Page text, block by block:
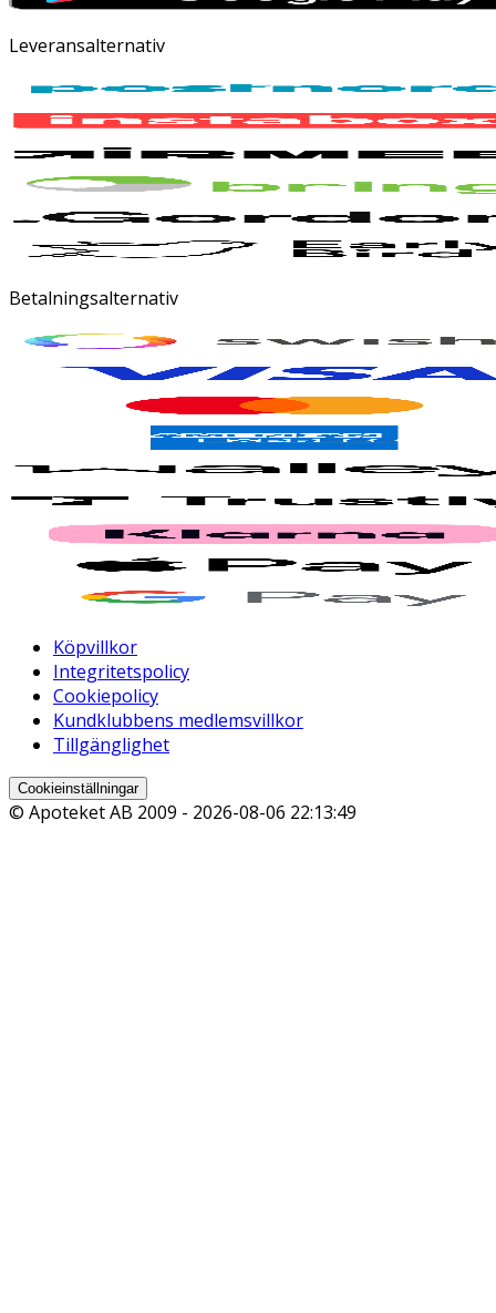
Leveransalternativ
Betalningsalternativ
Köpvillkor
Integritetspolicy
Cookiepolicy
Kundklubbens medlemsvillkor
Tillgänglighet
Cookieinställningar
© Apoteket AB 2009 - 2026-08-06 22:13:49